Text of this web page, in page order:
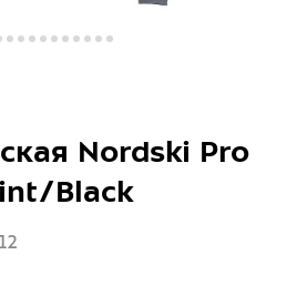
Nordski Pro
Black